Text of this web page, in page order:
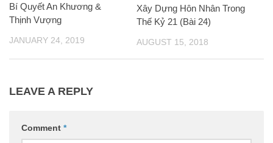
Bí Quyết An Khương &
Thịnh Vượng
JANUARY 24, 2019
Xây Dựng Hôn Nhân Trong
Thế Kỷ 21 (Bài 24)
AUGUST 15, 2018
LEAVE A REPLY
Comment *